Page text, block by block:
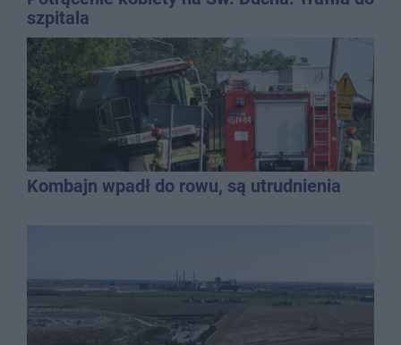
szpitala
Kombajn wpadł do rowu, są utrudnienia